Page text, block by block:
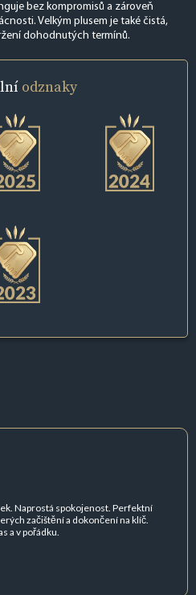
bez kompromisů a zároveň
Velkým plusem je také čistá,
dohodnutých termínů.
odznaky
Naprostá spokojenost. Perfektní
začištění a dokončení na klíč.
a v pořádku.